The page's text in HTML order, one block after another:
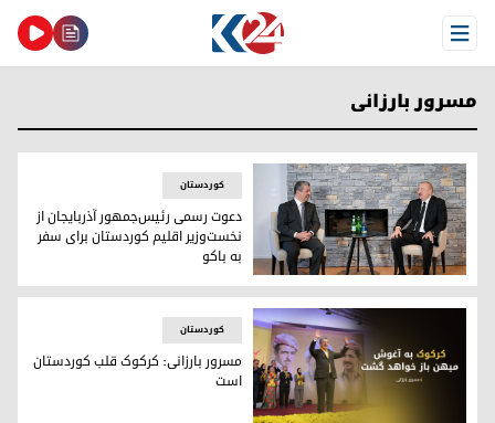
Open Menu
مسرور بارزانی
الهام علی‌اف، رئیس جمهور آذربایجان و مسرور بارزانی،
کوردستان
دعوت رسمی رئیس‌جمهور آذربایجان از
نخست‌وزیر اقلیم کوردستان برای سفر
به باکو
کوردستان
مسرور بارزانی: کرکوک قلب کوردستان
است